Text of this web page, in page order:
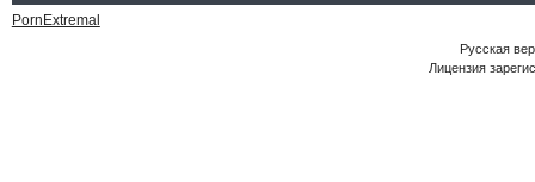
PornExtremal
Русская
Лицензия